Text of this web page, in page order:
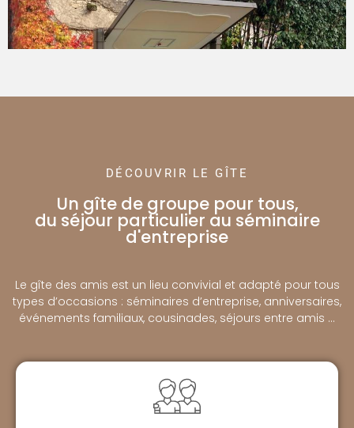
DÉCOUVRIR LE GÎTE
Un gîte de groupe pour tous,
du séjour particulier au séminaire
d'entreprise
Le gîte des amis est un lieu convivial et adapté pour tous
types d’occasions : séminaires d’entreprise, anniversaires,
événements familiaux, cousinades, séjours entre amis …